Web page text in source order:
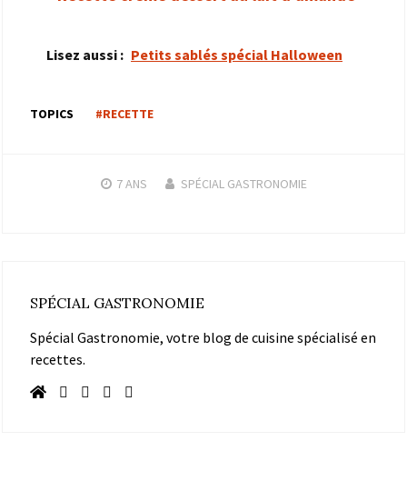
Lisez aussi : Petits sablés spécial Halloween
TOPICS #RECETTE
7 ANS SPÉCIAL GASTRONOMIE
SPÉCIAL GASTRONOMIE
Spécial Gastronomie, votre blog de cuisine spécialisé en
recettes.